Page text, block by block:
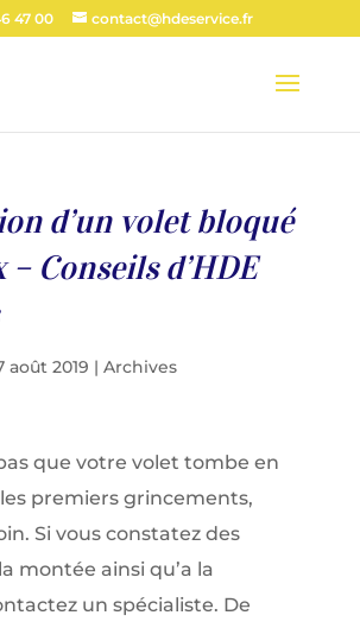
47 00 contact@hdeservice.fr
d’un volet bloqué
Conseils d’HDE
août 2019 | Archives
que votre volet tombe en
premiers grincements,
Si vous constatez des
montée ainsi qu’a la
un spécialiste. De